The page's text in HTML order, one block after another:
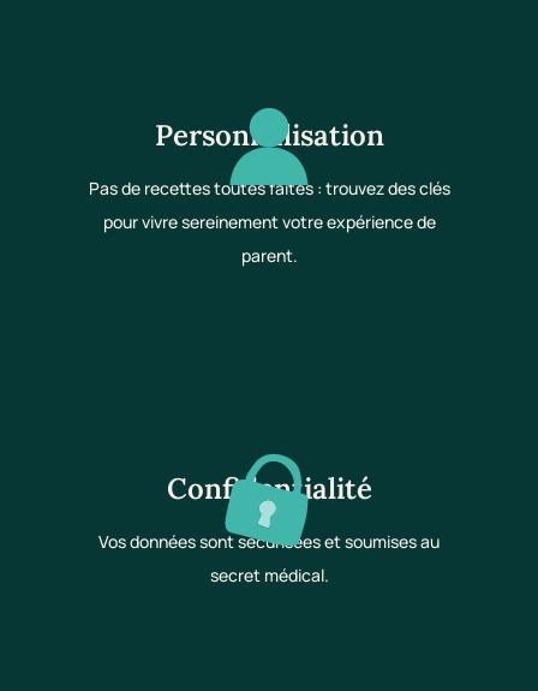
Personnalisation
Pas de recettes toutes faites : trouvez des clés
pour vivre sereinement votre expérience de
parent.
Confidentialité
Vos données sont sécurisées et soumises au
secret médical.